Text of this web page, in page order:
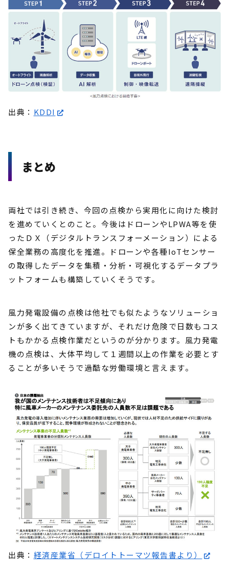
出典： KDDI
まとめ
両社では引き続き、今回の点検から実用化に向けた検討
を進めていくとのこと。今後はドローンやLPWA等を使
ったＤＸ（デジタルトランスフォーメーション）による
保全業務の高度化を推進。ドローンや各種IoTセンサー
の取得したデータを集積・分析・可視化するデータプラ
ットフォームも構築していくそうです。
風力発電設備の点検は他社でも似たようなソリューショ
ンが多く出てきていますが、それだけ危険で日数もコス
トもかかる点検作業だというのが分かります。風力発電
機の点検は、大体平均して１週間以上の作業を必要とす
ることが多いそうで過酷な労働環境と言えます。
出典： 経済産業省（デロイトトーマツ報告書より）